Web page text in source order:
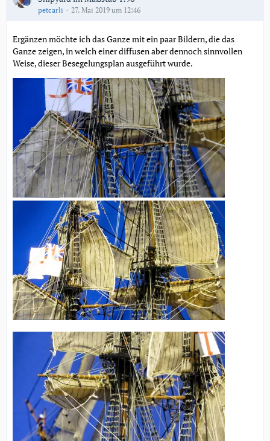
petcarli 27. Mai 2019 um 12:46
Ergänzen möchte ich das Ganze mit ein paar Bildern, die das
Ganze zeigen, in welch einer diffusen aber dennoch sinnvollen
Weise, dieser Besegelungsplan ausgeführt wurde.